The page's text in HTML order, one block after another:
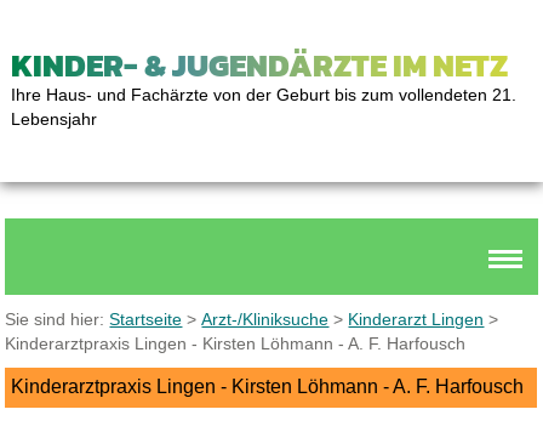
KINDER- & JUGENDÄRZTE IM NETZ
Ihre Haus- und Fachärzte von der Geburt bis zum vollendeten 21.
Lebensjahr
Sie sind hier:Startseite >Arzt-/Kliniksuche > Kinderarzt Lingen >
Kinderarztpraxis Lingen - Kirsten Löhmann - A. F. Harfousch
Kinderarztpraxis Lingen - Kirsten Löhmann - A. F. Harfousch